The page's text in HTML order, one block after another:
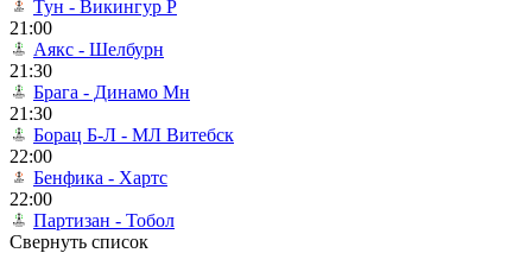
Тун - Викингур Р
21:00
Аякс - Шелбурн
21:30
Брага - Динамо Мн
21:30
Борац Б-Л - МЛ Витебск
22:00
Бенфика - Хартс
22:00
Партизан - Тобол
Свернуть список